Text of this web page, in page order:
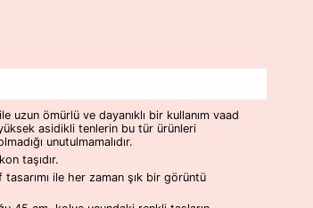
uzun ömürlü ve dayanıklı bir kullanım vaad
asidikli tenlerin bu tür ürünleri
unutulmamalıdır.
taşıdır.
ile her zaman şık bir görüntü